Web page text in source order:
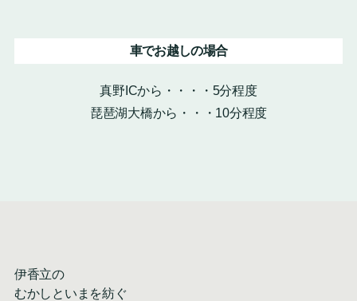
車でお越しの場合
真野ICから・・・・5分程度
琵琶湖大橋から・・・10分程度
伊香立の
むかしといまを紡ぐ